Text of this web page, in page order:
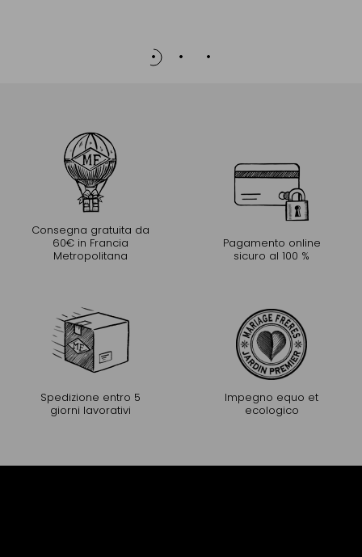
Consegna gratuita da
60€ in Francia
Metropolitana
Pagamento online
sicuro al 100 %
Spedizione entro 5
giorni lavorativi
Impegno equo et
ecologico